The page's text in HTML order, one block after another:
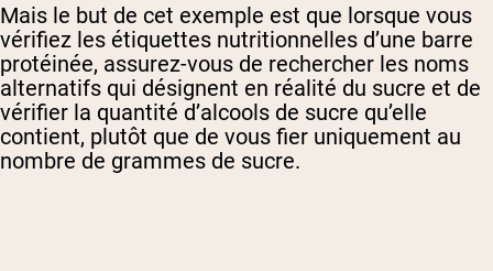
Mais le but de cet exemple est que lorsque vous
vérifiez les étiquettes nutritionnelles d’une barre
protéinée, assurez-vous de rechercher les noms
alternatifs qui désignent en réalité du sucre et de
vérifier la quantité d’alcools de sucre qu’elle
contient, plutôt que de vous fier uniquement au
nombre de grammes de sucre.